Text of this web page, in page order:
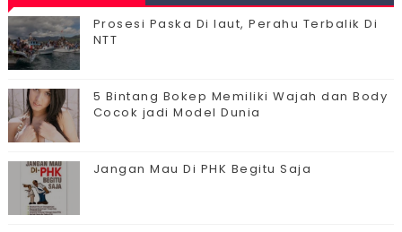
Prosesi Paska Di laut, Perahu Terbalik Di
NTT
5 Bintang Bokep Memiliki Wajah dan Body
Cocok jadi Model Dunia
Jangan Mau Di PHK Begitu Saja